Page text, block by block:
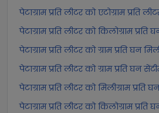
पेटाग्राम प्रति लीटर को एटोग्राम प्रति
पेटाग्राम प्रति लीटर को किलोग्राम
पेटाग्राम प्रति लीटर को ग्राम प्रति घन
पेटाग्राम प्रति लीटर को ग्राम प्रति घन
पेटाग्राम प्रति लीटर को मिलीग्राम
पेटाग्राम प्रति लीटर को किलोग्राम